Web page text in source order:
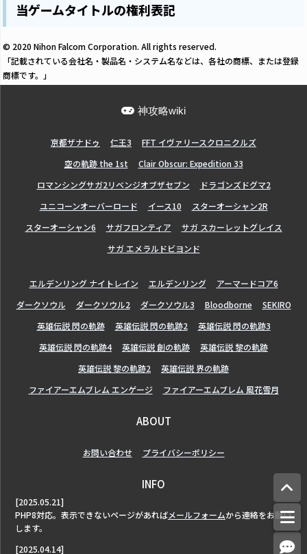
当ゲームタイトルの権利表記
© 2020 Nihon Falcom Corporation. All rights reserved.
「記載されている会社名・製品名・システム名などは、各社の商標、または登録
商標です。」
神攻略wiki
亰都ザナドゥ 仁王3
FFT イヴァリースクロニクルズ
空の軌跡 the 1st
Clair Obscur: Expedition 33
ロマンシングサガ2リベンジオブザセブン
ドラゴンズドグマ2
ユニコーンオーバーロード
イース10
スターオーシャン2R
スターオーシャン6
サガフロンティア
サガ スカーレットグレイス
サガ エメラルドビヨンド
エルデンリング ナイトレイン エルデンリング
アーマードコア6
ダークソウル
ダークソウル2 ダークソウル3 Bloodborne
SEKIRO
英雄伝説 閃の軌跡
英雄伝説 閃の軌跡2
英雄伝説 閃の軌跡3
英雄伝説 閃の軌跡4
英雄伝説 創の軌跡
英雄伝説 黎の軌跡
英雄伝説 黎の軌跡2
英雄伝説 界の軌跡
ファイアーエムブレム エンゲージ
ファイアーエムブレム 風花雪月
ABOUT
お問い合わせ プライバシーポリシー
INFO
[2025.05.21]
PHP8対応。表示できないページがあればメールフォームから連絡をお願い
します。
[2025.04.14]